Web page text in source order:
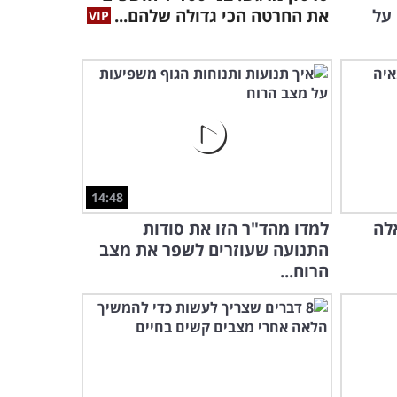
8:53
לסרטון הבא יש את הכוח
הצלחה לחייכם
סרטון המוטיבציה הזה יגרום
לכם לשכוח את כל מה
שחשבתם על כאב
12:55
איך הופכים לימודים לממכרים
ומהנים כמו רשתות חברתיות?
הדרך הנכונה להציג את
עצמכם בקצרה ולהשאיר
רושם ראשוני מנצח
על
את החרטה הכי גדולה שלהם...
14:48
למדו מהד"ר הזו את סודות
התנועה שעוזרים לשפר את מצב
הרוח...